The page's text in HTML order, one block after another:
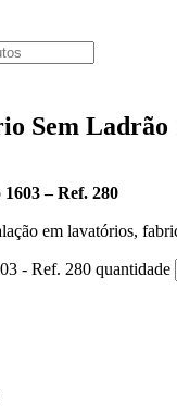
Sem Ladrão
– Ref. 280
em lavatórios,
- Ref. 280 quantidade